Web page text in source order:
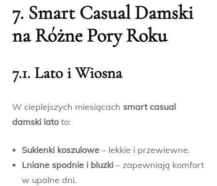
7. Smart Casual Damski
na Różne Pory Roku
7.1. Lato i Wiosna
W cieplejszych miesiącach smart casual
damski lato to:
Sukienki koszulowe – lekkie i przewiewne.
Lniane spodnie i bluzki – zapewniają komfort
w upalne dni.